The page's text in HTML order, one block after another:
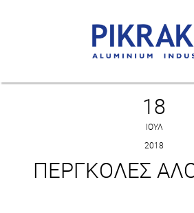
18
ΙΟΎΛ
2018
ΠΈΡΓΚΟΛΕΣ